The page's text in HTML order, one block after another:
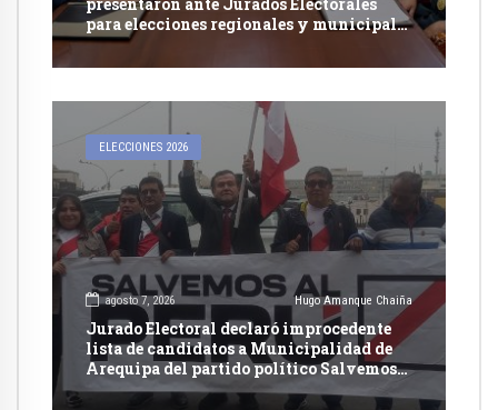
para elecciones regionales y municipales
2026 señala JNE
ELECCIONES 2026
agosto 7, 2026 Hugo Amanque Chaiña
Jurado Electoral declaró improcedente
lista de candidatos a Municipalidad de
Arequipa del partido político Salvemos
al Perú